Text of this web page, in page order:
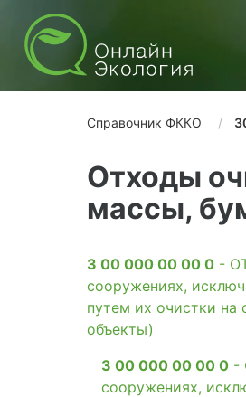
Справочник ФККО
Отходы
массы,
3 00 000 00 00 0 -
сооружениях,
путем их очистки
объекты)
3 00 000 00 00 0 -
сооружениях,